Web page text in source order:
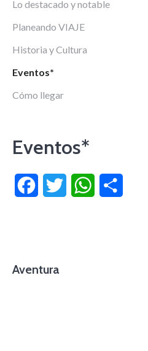
Lo destacado y notable
Planeando VIAJE
Historia y Cultura
Eventos*
Cómo llegar
Eventos*
FacebookTwitter WhatsApp
Aventura